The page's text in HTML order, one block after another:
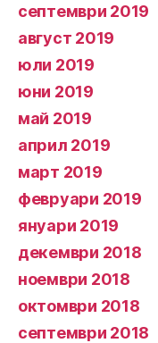
септември 2019
август 2019
юли 2019
юни 2019
май 2019
април 2019
март 2019
февруари 2019
януари 2019
декември 2018
ноември 2018
октомври 2018
септември 2018